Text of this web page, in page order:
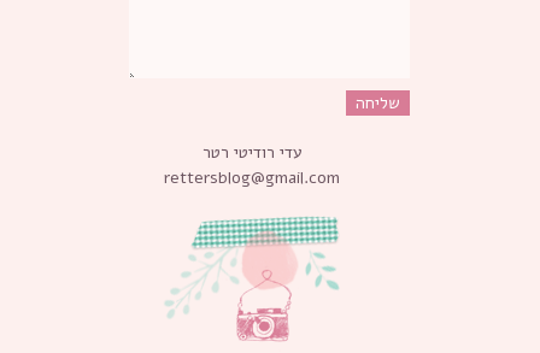
עדי רודיטי רטר
rettersblog@gmail.com